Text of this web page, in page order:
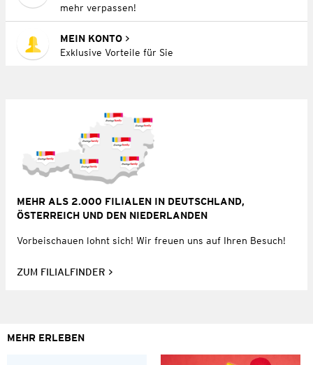
mehr verpassen!
MEIN KONTO
Exklusive Vorteile für Sie
MEHR ALS 2.000 FILIALEN IN DEUTSCHLAND,
ÖSTERREICH UND DEN NIEDERLANDEN
Vorbeischauen lohnt sich! Wir freuen uns auf Ihren Besuch!
ZUM FILIALFINDER
MEHR ERLEBEN